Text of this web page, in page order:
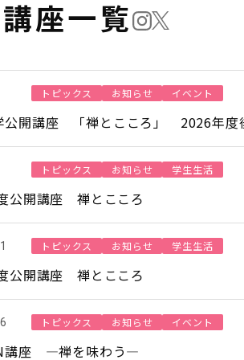
座一覧
トピックス お知らせ イベント
公開講座 「禅とこころ」 2026年度
トピックス お知らせ 学生生活
公開講座 禅とこころ
トピックス お知らせ 学生生活
公開講座 禅とこころ
トピックス お知らせ イベント
講座 ―禅を味わう―